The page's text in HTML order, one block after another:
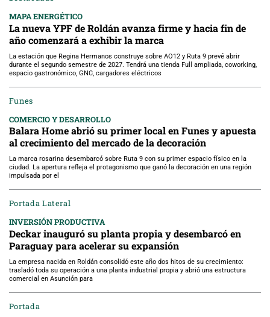
MAPA ENERGÉTICO
La nueva YPF de Roldán avanza firme y hacia fin de
año comenzará a exhibir la marca
La estación que Regina Hermanos construye sobre AO12 y Ruta 9 prevé abrir
durante el segundo semestre de 2027. Tendrá una tienda Full ampliada, coworking,
espacio gastronómico, GNC, cargadores eléctricos
Funes
COMERCIO Y DESARROLLO
Balara Home abrió su primer local en Funes y apuesta
al crecimiento del mercado de la decoración
La marca rosarina desembarcó sobre Ruta 9 con su primer espacio físico en la
ciudad. La apertura refleja el protagonismo que ganó la decoración en una región
impulsada por el
Portada Lateral
INVERSIÓN PRODUCTIVA
Deckar inauguró su planta propia y desembarcó en
Paraguay para acelerar su expansión
La empresa nacida en Roldán consolidó este año dos hitos de su crecimiento:
trasladó toda su operación a una planta industrial propia y abrió una estructura
comercial en Asunción para
Portada